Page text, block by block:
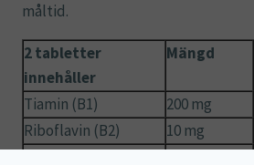
måltid.
2 tabletter
innehåller
Mängd
Tiamin (B1) 200 mg
Riboflavin (B2)
10 mg